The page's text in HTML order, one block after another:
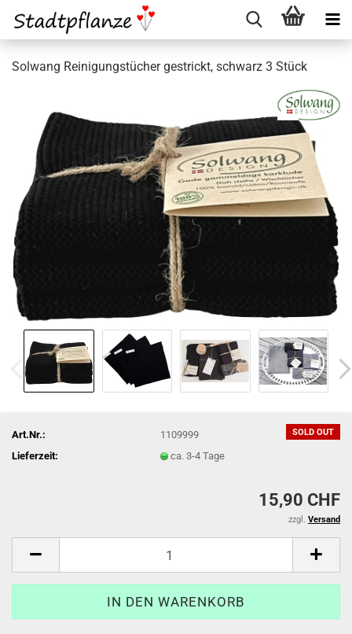
Solwang Reinigungstücher gestrickt, schwarz 3 Stück
SOLD OUT
Art.Nr.:
1109999
Lieferzeit:
ca. 3-4 Tage
15,90 CHF
zzgl. Versand